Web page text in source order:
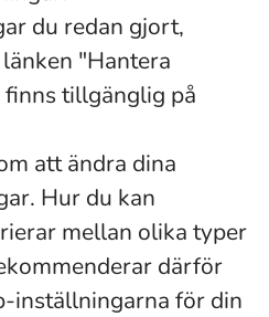
du redan gjort,
"Hantera
tillgänglig på
att ändra dina
Hur du kan
mellan olika typer
därför
inställningarna för din